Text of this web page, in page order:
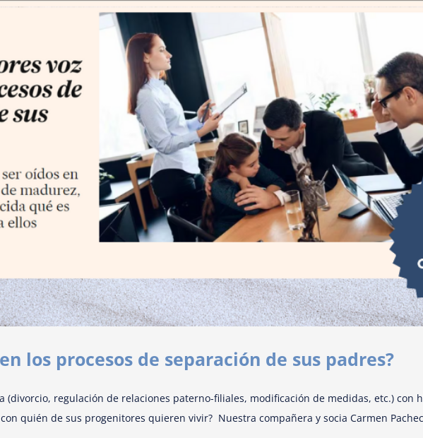
los procesos de separación de sus padres?
regulación de relaciones paterno-filiales, modificación de medidas, etc.) con
quién de sus progenitores quieren vivir? Nuestra compañera y socia Carmen